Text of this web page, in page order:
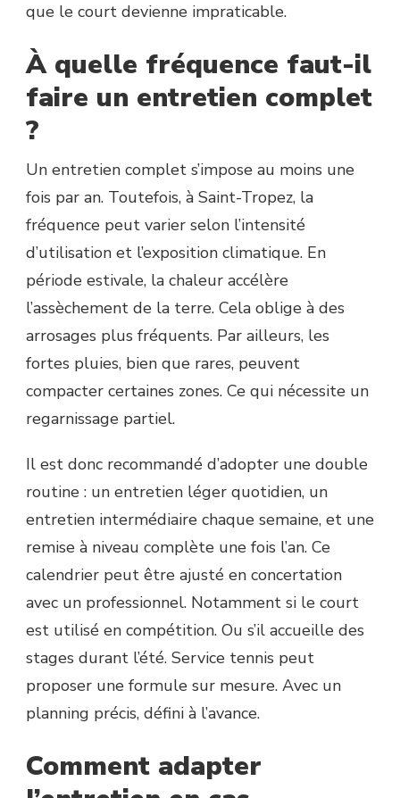
que le court devienne impraticable.
À quelle fréquence faut-il
faire un entretien complet
?
Un entretien complet s’impose au moins une
fois par an. Toutefois, à Saint-Tropez, la
fréquence peut varier selon l’intensité
d’utilisation et l’exposition climatique. En
période estivale, la chaleur accélère
l’assèchement de la terre. Cela oblige à des
arrosages plus fréquents. Par ailleurs, les
fortes pluies, bien que rares, peuvent
compacter certaines zones. Ce qui nécessite un
regarnissage partiel.
Il est donc recommandé d’adopter une double
routine : un entretien léger quotidien, un
entretien intermédiaire chaque semaine, et une
remise à niveau complète une fois l’an. Ce
calendrier peut être ajusté en concertation
avec un professionnel. Notamment si le court
est utilisé en compétition. Ou s’il accueille des
stages durant l’été. Service tennis peut
proposer une formule sur mesure. Avec un
planning précis, défini à l’avance.
Comment adapter